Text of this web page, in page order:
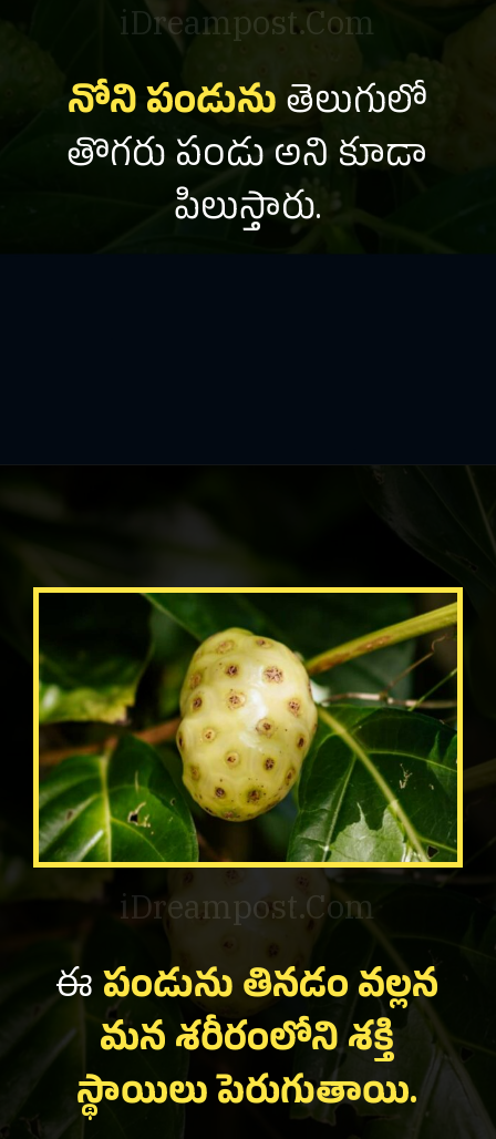
నోని పండును తెలుగులో
తొగరు పండు అని కూడా
పిలుస్తారు.
iDreampost.Com
ఈ పండును తినడం వల్లన
మన శరీరంలోని శక్తి
స్థాయిలు పెరుగుతాయి.
iDreampost.Com